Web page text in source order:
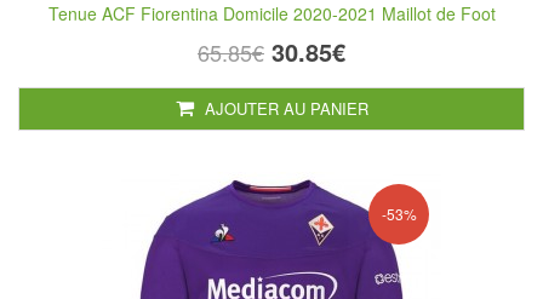
Tenue ACF Fiorentina Domicile 2020-2021 Maillot de Foot
65.85€ 30.85€
AJOUTER AU PANIER
-53%